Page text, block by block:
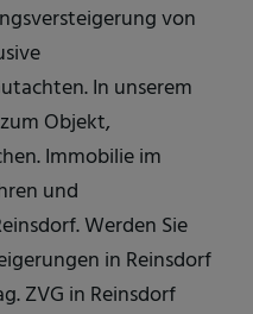
von
In unserem
Objekt,
Immobilie im
und
Werden Sie
in Reinsdorf
ZVG in Reinsdorf